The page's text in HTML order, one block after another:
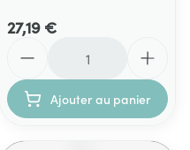
27,19 €
Ajouter au panier